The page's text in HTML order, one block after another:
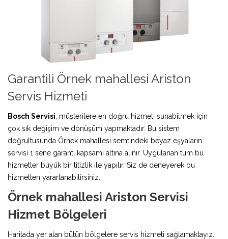
Garantili Örnek mahallesi Ariston
Servis Hizmeti
Bosch Servisi , müşterilere en doğru hizmeti sunabilmek için
çok sık değişim ve dönüşüm yapmaktadır. Bu sistem
doğrultusunda Örnek mahallesi semtindeki beyaz eşyaların
servisi 1 sene garanti kapsamı altına alınır. Uygulanan tüm bu
hizmetler büyük bir titizlik ile yapılır. Siz de deneyerek bu
hizmetten yararlanabilirsiniz.
Örnek mahallesi Ariston Servisi
Hizmet Bölgeleri
Haritada yer alan bütün bölgelere servis hizmeti sağlamaktayız.